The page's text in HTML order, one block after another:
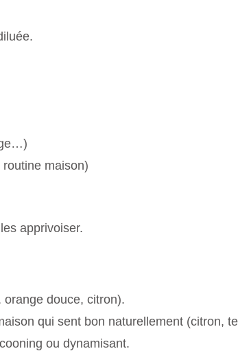
maison)
apprivoiser.
douce, citron).
qui sent bon naturellement (citron,
ou dynamisant.